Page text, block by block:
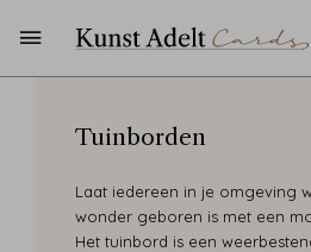
Tuinborden
Laat iedereen in je omgeving
wonder geboren is met een
Het tuinbord is een